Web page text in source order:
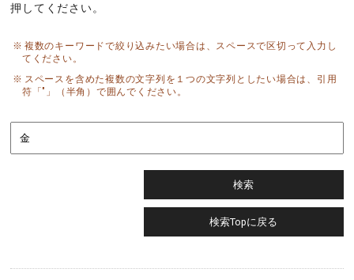
押してください。
複数のキーワードで絞り込みたい場合は、スペースで区切って入力し
てください。
スペースを含めた複数の文字列を１つの文字列としたい場合は、引用
符「"」（半角）で囲んでください。